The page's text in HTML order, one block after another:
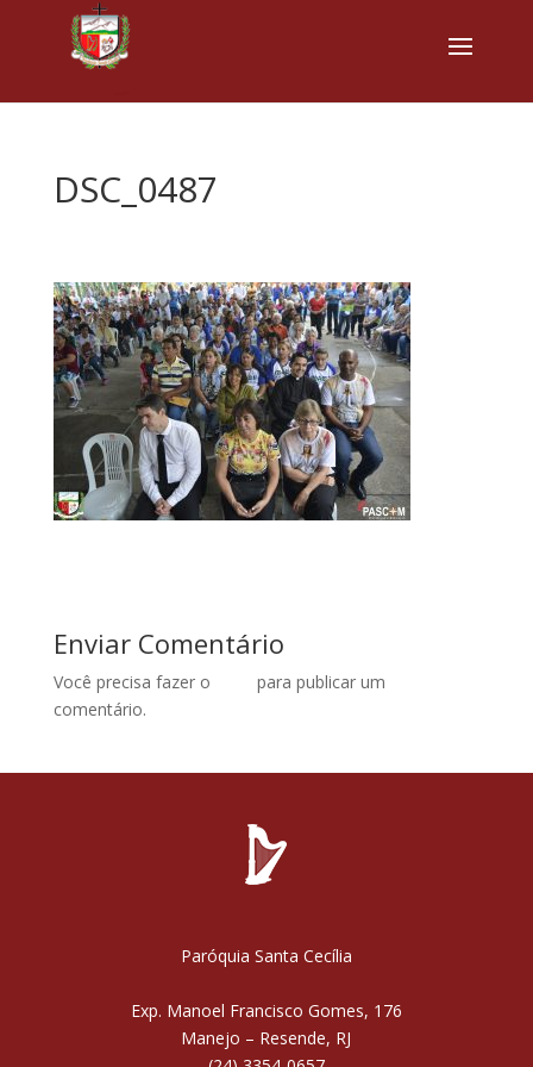
DSC_0487
Enviar Comentário
Você precisa fazer o
para publicar um
comentário.
Paróquia Santa Cecília
Exp. Manoel Francisco Gomes, 176
Manejo – Resende, RJ